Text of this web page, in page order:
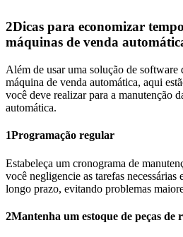
2Dicas para economizar
máquinas de venda
Além de usar uma solução de software
máquina de venda automática, aqui
você deve realizar para a manutenção
automática.
1Programação regular
Estabeleça um cronograma de
você negligencie as tarefas necessárias
longo prazo, evitando problemas
2Mantenha um estoque de peças de